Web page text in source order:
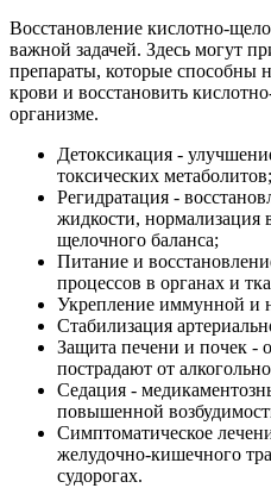
Восстановление кислотно-
важной задачей. Здесь могут
препараты, которые способны
крови и восстановить
организме.
Детоксикация -
токсических метаболитов;
Регидратация -
жидкости, нормализация
щелочного баланса;
Питание и
процессов в органах и
Укрепление иммунной и
Стабилизация
Защита печени и почек -
пострадают от
Седация -
повышенной
Симптоматическое
желудочно-кишечного
судорогах.